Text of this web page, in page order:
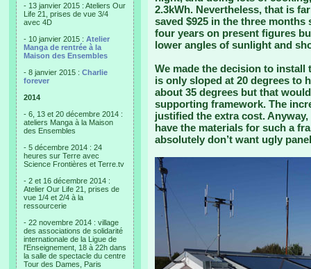
- 13 janvier 2015 : Ateliers Our
Life 21, prises de vue 3/4
avec 4D
- 10 janvier 2015 : Atelier
Manga de rentrée à la
Maison des Ensembles
- 8 janvier 2015 : Charlie
forever
2014
- 6, 13 et 20 décembre 2014 :
ateliers Manga à la Maison
des Ensembles
- 5 décembre 2014 : 24
heures sur Terre avec
Science Frontières et Terre.tv
- 2 et 16 décembre 2014 :
Atelier Our Life 21, prises de
vue 1/4 et 2/4 à la
ressourcerie
- 22 novembre 2014 : village
des associations de solidarité
internationale de la Ligue de
l'Enseignement, 18 à 22h dans
la salle de spectacle du centre
Tour des Dames, Paris
2.3kWh. Nevertheless, that is
saved $925 in the three
four years on present figures
lower angles of sunlight and
We made the decision to
is only sloped at 20 degrees to
about 35 degrees but that
supporting framework. The
justified the extra cost.
have the materials for such a
absolutely don’t want ugly